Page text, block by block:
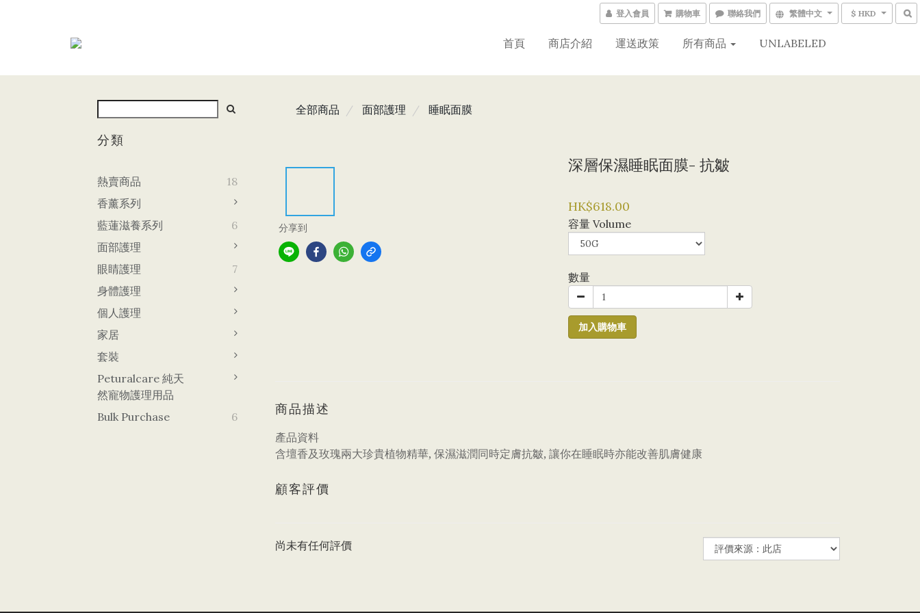
登入會員 購物車 聯絡我們 繁體中文 $ HKD
首頁 商店介紹 運送政策 所有商品 UNLABELED
分類
熱賣商品
18
香薰系列
藍蓮滋養系列
6
面部護理
眼睛護理
7
身體護理
個人護理
家居
套裝
Peturalcare 純天
然寵物護理用品
Bulk Purchase
6
全部商品 面部護理 睡眠面膜
分享到
深層保濕睡眠面膜- 抗皺
HK$618.00
容量 Volume
數量
加入購物車
商品描述
產品資料
含壇香及玫瑰兩大珍貴植物精華, 保濕滋潤同時定膚抗皺, 讓你在睡眠時亦能改善肌膚健康
顧客評價
尚未有任何評價